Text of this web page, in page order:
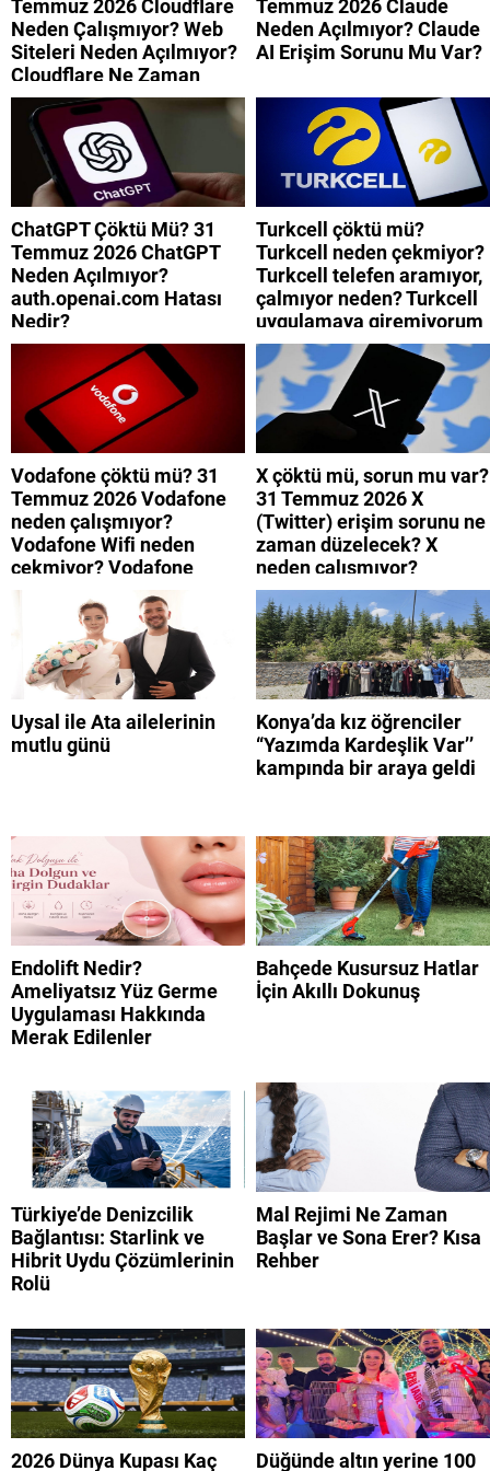
Temmuz 2026 Cloudflare
Neden Çalışmıyor? Web
Siteleri Neden Açılmıyor?
Cloudflare Ne Zaman
Düzelecek?
Temmuz 2026 Claude
Neden Açılmıyor? Claude
AI Erişim Sorunu Mu Var?
ChatGPT Çöktü Mü? 31
Temmuz 2026 ChatGPT
Neden Açılmıyor?
auth.openai.com Hatası
Nedir?
Turkcell çöktü mü?
Turkcell neden çekmiyor?
Turkcell telefen aramıyor,
çalmıyor neden? Turkcell
uygulamaya giremiyorum
neden? Turkcell internet
neden yavaş?
Vodafone çöktü mü? 31
Temmuz 2026 Vodafone
neden çalışmıyor?
Vodafone Wifi neden
çekmiyor? Vodafone
mobil uygulamaya neden
giremiyorum?
X çöktü mü, sorun mu var?
31 Temmuz 2026 X
(Twitter) erişim sorunu ne
zaman düzelecek? X
neden çalışmıyor?
Uysal ile Ata ailelerinin
mutlu günü
Konya’da kız öğrenciler
“Yazımda Kardeşlik Var’’
kampında bir araya geldi
Endolift Nedir?
Ameliyatsız Yüz Germe
Uygulaması Hakkında
Merak Edilenler
Bahçede Kusursuz Hatlar
İçin Akıllı Dokunuş
Türkiye’de Denizcilik
Bağlantısı: Starlink ve
Hibrit Uydu Çözümlerinin
Rolü
Mal Rejimi Ne Zaman
Başlar ve Sona Erer? Kısa
Rehber
2026 Dünya Kupası Kaç Düğünde altın yerine 100